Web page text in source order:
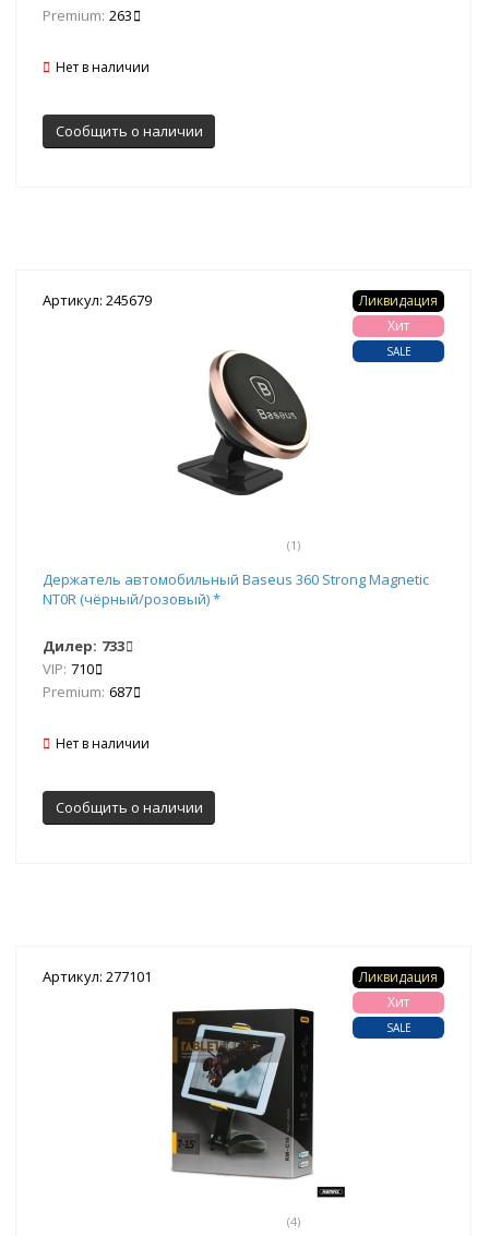
Premium: 263
Нет в наличии
Сообщить о наличии
Артикул: 245679
(1)
Ликвидация
Хит
SALE
Держатель автомобильный Baseus 360 Strong Magnetic
NT0R (чёрный/розовый) *
Дилер: 733
VIP: 710
Premium: 687
Нет в наличии
Сообщить о наличии
Артикул: 277101
(4)
Ликвидация
Хит
SALE